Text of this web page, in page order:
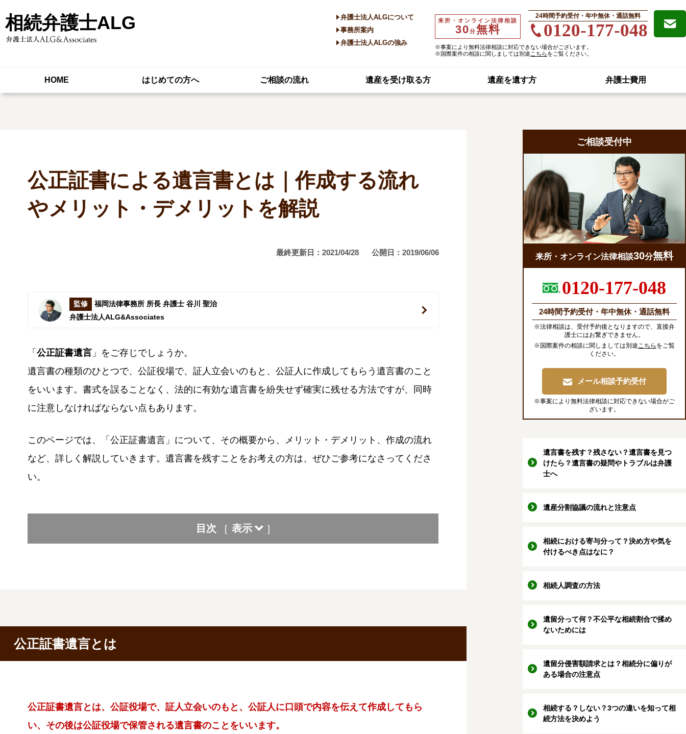
相続弁護士ALG 来所・オンライン法律相談
30分無料
24時間予約受付・年中無休・通話無料
0120-177-048
※事案により無料法律相談に対応できない場合がございます。
※国際案件の相談に関しましては別途 こちらをご覧ください。
弁護士法人ALGについて
事務所案内
弁護士法人ALGの強み
HOME はじめての方へ ご相談の流れ 遺産を受け取る方 遺産を遺す方 弁護士費用
公正証書による遺言書とは｜作成する流れ
やメリット・デメリットを解説
最終更新日：2021/04/28 公開日：2019/06/06
監修
福岡法律事務所 所長 弁護士 谷川 聖治
弁護士法人ALG&Associates
「 公正証書遺言 」をご存じでしょうか。
遺言書の種類のひとつで、公証役場で、証人立会いのもと、公証人に作成してもらう遺言書のこと
をいいます。書式を誤ることなく、法的に有効な遺言書を紛失せず確実に残せる方法ですが、同時
に注意しなければならない点もあります。
このページでは、「公正証書遺言」について、その概要から、メリット・デメリット、作成の流れ
など、詳しく解説していきます。遺言書を残すことをお考えの方は、ぜひご参考になさってくださ
い。
目次 [ 表示 ]
公正証書遺言とは
公正証書遺言とは、公証役場で、証人立会いのもと、公証人に口頭で内容を伝えて作成してもら
い、その後は公証役場で保管される遺言書のことをいいます。
ご相談受付中
来所・オンライン法律相談30分無料
0120-177-048
24時間予約受付・年中無休・通話無料
※法律相談は、受付予約後となりますので、直接弁
護士にはお繋ぎできません。
※国際案件の相談に関しましては別途こちら をご覧
ください。
メール相談予約受付
※事案により無料法律相談に対応できない場合がご
ざいます。
遺言書を残す？残さない？遺言書を見つ
けたら？遺言書の疑問やトラブルは弁護
士へ
遺産分割協議の流れと注意点
相続における寄与分って？決め方や気を
付けるべき点はなに？
相続人調査の方法
遺留分って何？不公平な相続割合で揉め
ないためには
遺留分侵害額請求とは？相続分に偏りが
ある場合の注意点
相続する？しない？3つの違いを知って相
続方法を決めよう